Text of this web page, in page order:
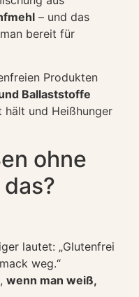
– und das
bereit für
Produkten
Ballaststoffe
hält und Heißhunger
ohne
lautet: „Glutenfrei
weg.“
wenn man weiß,